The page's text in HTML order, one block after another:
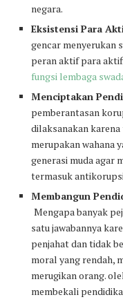
negara.
Eksistensi Para
gencar menyerukan
peran aktif para
fungsi lembaga
Menciptakan
pemberantasan
dilaksanakan
merupakan wahana
generasi muda agar
termasuk
Membangun
Mengapa banyak
satu jawabannya
penjahat dan tidak
moral yang rendah,
merugikan orang.
membekali